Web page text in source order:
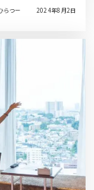
らつー 2024年8月2日